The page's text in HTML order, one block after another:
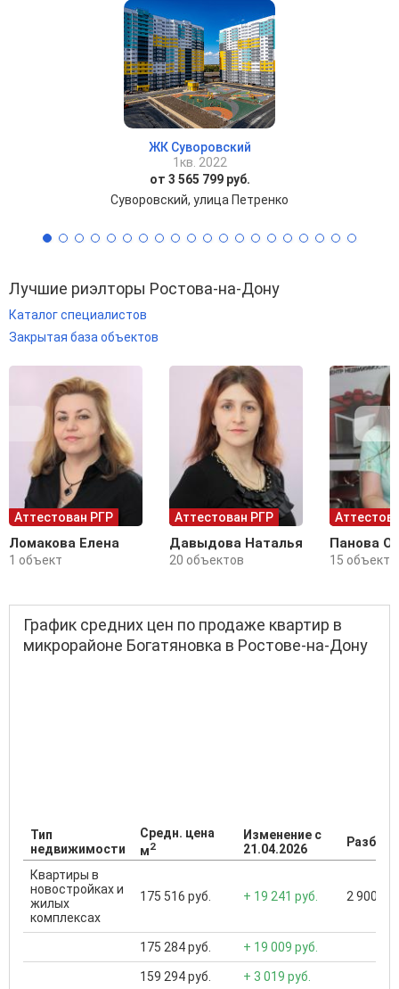
ЖК Суворовский
1кв. 2022
от 3 565 799 руб.
Суворовский, улица Петренко
Лучшие риэлторы Ростова-на-Дону
Каталог специалистов
Закрытая база объектов
Аттестован РГР
Ломакова Елена
1 объект
Аттестован РГР
Давыдова Наталья
20 объектов
Панова
15
График средних цен по продаже квартир в
микрорайоне Богатяновка в Ростове-на-Дону
Тип
недвижимости
Средн. цена
м2
Изменение с
21.04.2026
Квартиры в
новостройках и
жилых
комплексах
175 516 руб. + 19 241 руб. 2 900
175 284 руб. + 19 009 руб.
159 294 руб. + 3 019 руб.